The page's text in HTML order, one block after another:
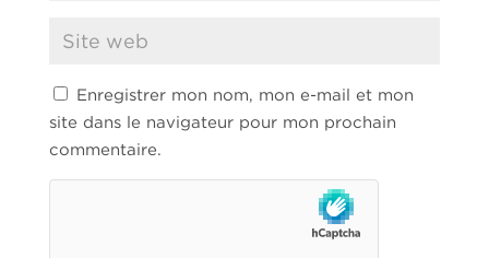
Enregistrer mon nom, mon e-mail et mon
site dans le navigateur pour mon prochain
commentaire.